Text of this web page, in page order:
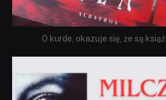
O kurde, okazuje się, że są